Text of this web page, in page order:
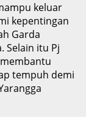
keluar
kepentingan
Garda
Selain itu Pj
tempuh demi